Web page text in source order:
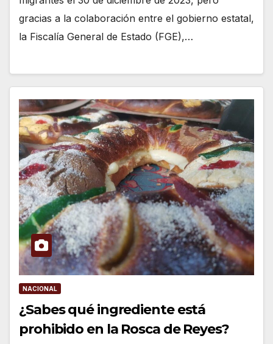
gracias a la colaboración entre el gobierno estatal,
la Fiscalía General de Estado (FGE),…
NACIONAL
¿Sabes qué ingrediente está
prohibido en la Rosca de Reyes?